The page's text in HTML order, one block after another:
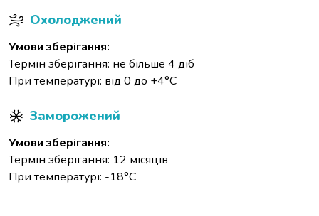
Охолоджений
Умови зберігання:
Термін зберігання: не більше 4 діб
При температурі: від 0 до +4°С
Заморожений
Умови зберігання:
Термін зберігання: 12 місяців
При температурі: -18°С